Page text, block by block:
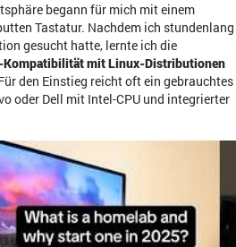
begann für mich mit einem
Tastatur. Nachdem ich stundenlang
gesucht hatte, lernte ich die
Kompatibilität mit Linux-Distributionen
den Einstieg reicht oft ein gebrauchtes
oder Dell mit Intel-CPU und integrierter